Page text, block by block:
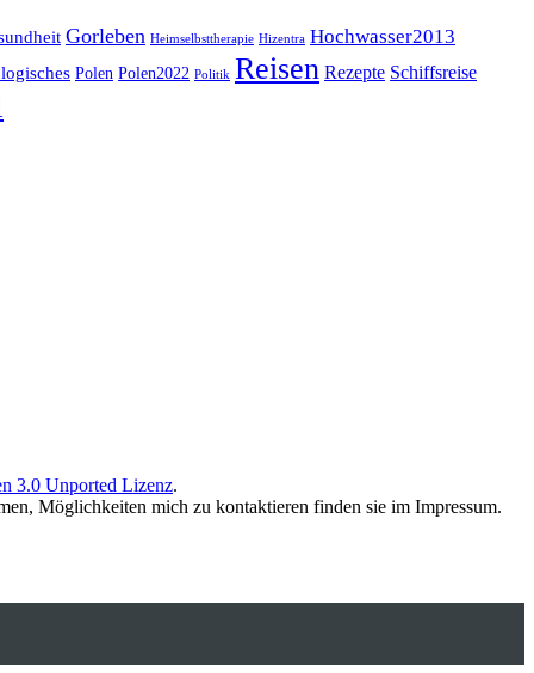
Gorleben Heimselbsttherapie Hizentra Hochwasser2013
Polen Polen2022 Politik Reisen Rezepte Schiffsreise
3.0 Unported Lizenz.
Möglichkeiten mich zu kontaktieren finden sie im Impressum.